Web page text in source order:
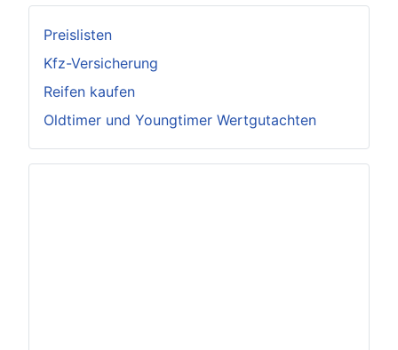
Preislisten
Kfz-Versicherung
Reifen kaufen
Oldtimer und Youngtimer Wertgutachten